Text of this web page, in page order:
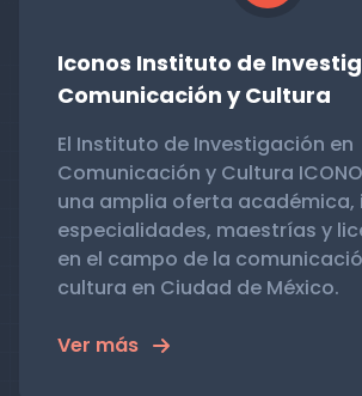
Iconos Instituto de
Comunicación y Cultura
El Instituto de Investigación en
Comunicación y Cultura
una amplia oferta académica,
especialidades, maestrías y
en el campo de la
cultura en Ciudad de México.
Ver más